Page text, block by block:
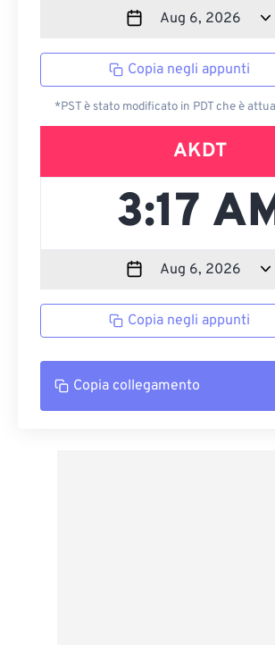
Copia negli appunti
*PST è stato modificato in PDT che è
AKDT
Copia negli appunti
Copia collegamento